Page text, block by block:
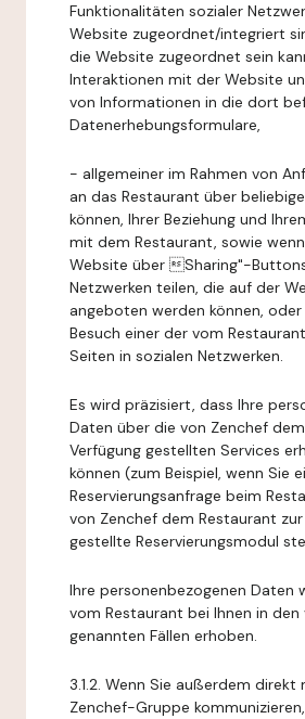
Funktionalitäten sozialer
Website zugeordnet/integriert
die Website zugeordnet sein
Interaktionen mit der Website
von Informationen in die dort
Datenerhebungsformulare,
- allgemeiner im Rahmen von
an das Restaurant über
können, Ihrer Beziehung und
mit dem Restaurant, sowie
Website über Sharing"-
Netzwerken teilen, die auf der
angeboten werden können,
Besuch einer der vom
Seiten in sozialen Netzwerken.
Es wird präzisiert, dass Ihre
Daten über die von Zenchef
Verfügung gestellten Services
können (zum Beispiel, wenn Sie
Reservierungsanfrage beim
von Zenchef dem Restaurant
gestellte Reservierungsmodul
Ihre personenbezogenen Daten
vom Restaurant bei Ihnen in
genannten Fällen erhoben.
3.1.2. Wenn Sie außerdem direkt
Zenchef-Gruppe